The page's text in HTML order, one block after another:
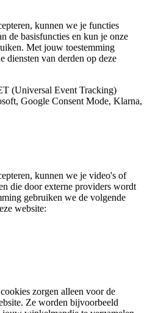
kunnen we je functies
de basisfuncties en kun je onze
Met jouw toestemming
diensten van derden op deze
(Universal Event Tracking)
Google Consent Mode, Klarna,
kunnen we je video's of
die door externe providers wordt
gebruiken we de volgende
website:
zorgen alleen voor de
Ze worden bijvoorbeeld